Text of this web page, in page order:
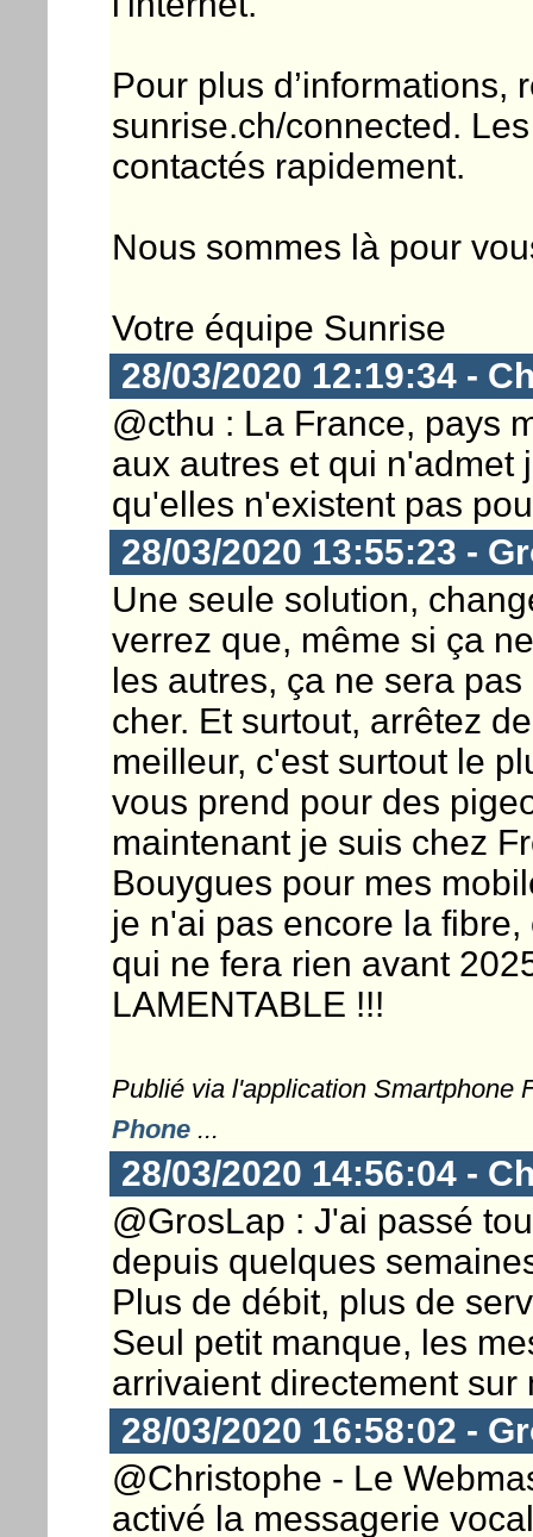
Pour plus d’informations,
sunrise.ch/connected.
contactés rapidement.
Nous sommes là pour
Votre équipe Sunrise
28/03/2020 12:19:34 -
@cthu : La France, pays
aux autres et qui n'admet
qu'elles n'existent pas
28/03/2020 13:55:23 -
Une seule solution,
verrez que, même si ça
les autres, ça ne sera
cher. Et surtout, arrêtez
meilleur, c'est surtout le
vous prend pour des
maintenant je suis chez
Bouygues pour mes
je n'ai pas encore la
qui ne fera rien avant
LAMENTABLE !!!
Publié via l'application Smartphone
Phone...
28/03/2020 14:56:04 -
@GrosLap : J'ai passé
depuis quelques
Plus de débit, plus de
Seul petit manque, les
arrivaient directement sur
28/03/2020 16:58:02 -
@Christophe - Le
activé la messagerie